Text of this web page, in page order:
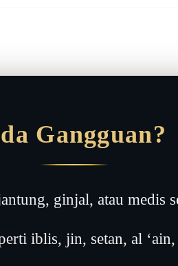
Gangguan?
ginjal, atau medis
iblis, jin, setan, al